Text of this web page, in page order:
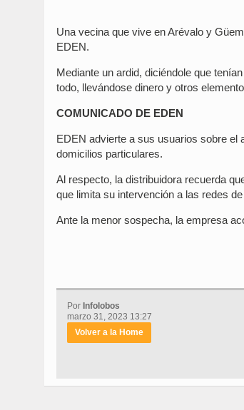
Una vecina que vive en Arévalo y
EDEN.
Mediante un ardid, diciéndole que
todo, llevándose dinero y otros
COMUNICADO DE EDEN
EDEN advierte a sus usuarios sobre el
domicilios particulares.
Al respecto, la distribuidora recuerda
que limita su intervención a las redes
Ante la menor sospecha, la empresa
Por Infolobos
marzo 31, 2023 13:27
Volver a la Home